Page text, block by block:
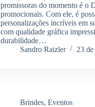
promissoras do momento é o
promocionais. Com ele, é
personalizações incríveis em
com qualidade gráfica
durabilidade…
Sandro Raizler
23
Brindes,Eventos